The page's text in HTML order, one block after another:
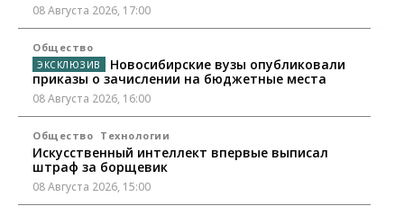
08 Августа 2026, 17:00
Общество
Новосибирские вузы опубликовали
приказы о зачислении на бюджетные места
08 Августа 2026, 16:00
Общество Технологии
Искусственный интеллект впервые выписал
штраф за борщевик
08 Августа 2026, 15:00